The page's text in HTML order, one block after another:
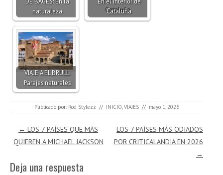
naturaleza
Cataluña
VIAJE A EL BRULL:
Parajes naturales
Publicado por: Rod Stylezz // INICIO VIAJES // mayo 1, 2026
Navegación de entradas
← LOS 7 PAÍSES QUE MÁS
QUIEREN A MICHAEL JACKSON
LOS 7 PAÍSES MÁS ODIADOS
POR CRITICALANDIA EN 2026
→
Deja una respuesta